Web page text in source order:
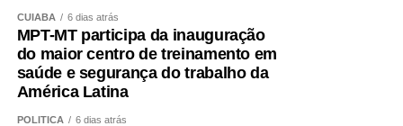
conquistou o título de campeã mato-grossense de pipa,
reforçando que a paixão pela modalidade atravessa
gerações.
“Nossa luta agora é para que Mato Grosso tenha um
Pipódromo. Queremos um espaço seguro onde crianças,
CUIABÁ 6 dias atrás
MPT-MT participa da inauguração
do maior centro de treinamento em
saúde e segurança do trabalho da
América Latina
POLÍTICA 6 dias atrás